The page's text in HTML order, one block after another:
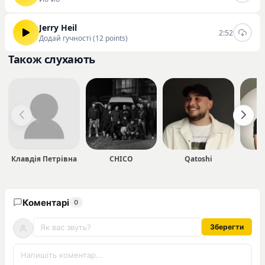
Jerry Heil
Додай гучності (12 points)
2:52
Також слухають
Клавдія Петрівна CHICO Qatoshi
Коментарі 0
Зберегти